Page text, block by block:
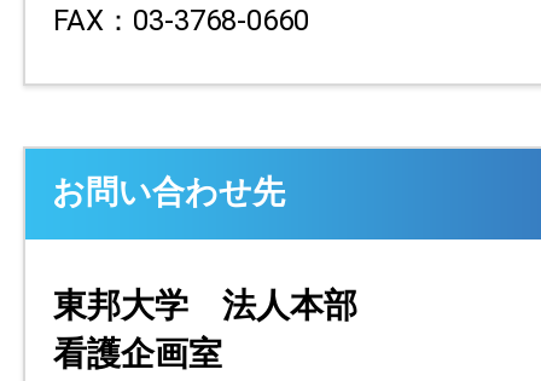
FAX：03-3768-0660
お問い合わせ先
東邦大学 法人本部
看護企画室